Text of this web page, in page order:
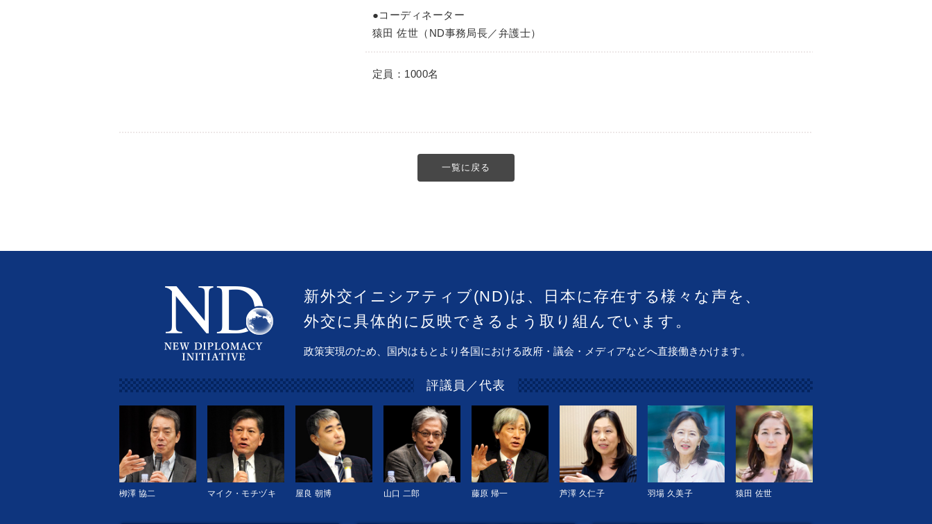
●コーディネーター
猿田 佐世（ND事務局長／弁護士）
定員：1000名
一覧に戻る
新外交イニシアティブ(ND)は、日本に存在する様々な声を、
外交に具体的に反映できるよう取り組んでいます。
政策実現のため、国内はもとより各国における政府・議会・メディアなどへ直接働きかけます。
評議員／代表
栁澤 協二 マイク・モチヅキ 屋良 朝博 山口 二郎 藤原 帰一 芦澤 久仁子 羽場 久美子 猿田 佐世